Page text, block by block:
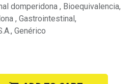
domperidona , Bioequivalencia,
, Gastrointestinal,
Genérico